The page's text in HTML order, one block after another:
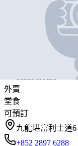
The Grill
The Grill Room - TST
外賣
堂食
可預訂
九龍堪富利士道
+852 2897 6288